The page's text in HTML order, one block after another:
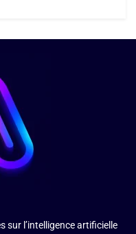
sur l’intelligence artificielle